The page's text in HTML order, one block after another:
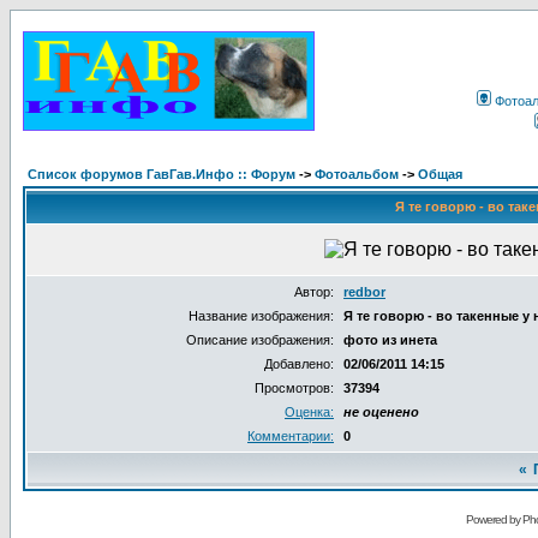
Список форумов ГавГав.Инфо :: Форум -> Фотоальбом -> Общая
Я те говорю - во
Автор:
redbor
Название изображения:
Я те говорю - во такенные у
Описание изображения:
фото из инета
Добавлено:
02/06/2011 14:15
Просмотров:
37394
Оценка:
не оценено
Комментарии:
0
«
Powered by